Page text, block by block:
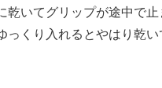
乾いてグリップが途中で
っくり入れるとやはり乾